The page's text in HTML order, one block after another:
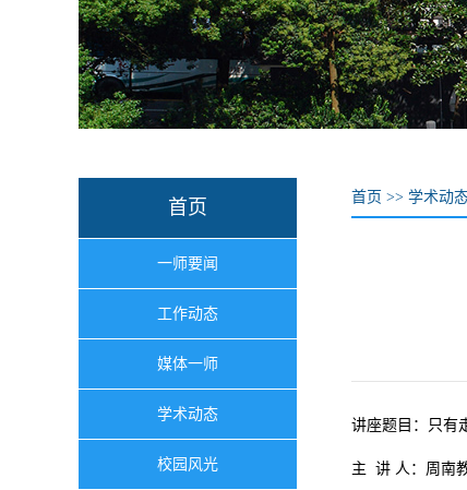
首页
一师要闻
工作动态
媒体一师
学术动态
校园风光
首页 >> 学术动
讲座题目： 只有
主 讲 人：周南